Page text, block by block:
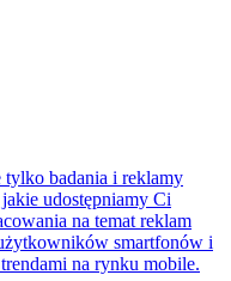
tylko badania i reklamy
udostępniamy Ci
na temat reklam
smartfonów i
na rynku mobile.